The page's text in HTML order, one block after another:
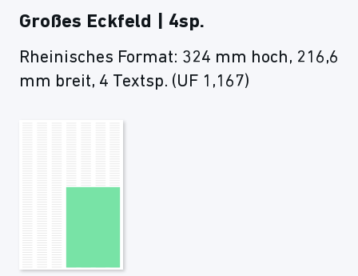
Großes Eckfeld | 4sp.
Rheinisches Format: 324 mm hoch, 216,6
mm breit, 4 Textsp. (UF 1,167)